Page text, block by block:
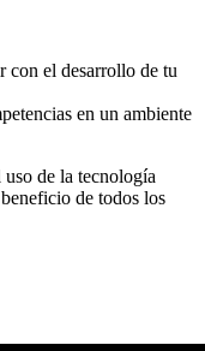
con el desarrollo de tu
en un ambiente
de la tecnología
de todos los